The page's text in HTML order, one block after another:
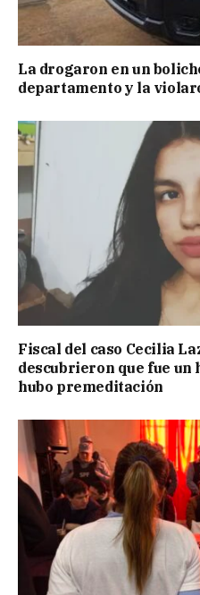
La drogaron en un
departamento y la
Fiscal del caso Cecilia
descubrieron que fue un
hubo premeditación